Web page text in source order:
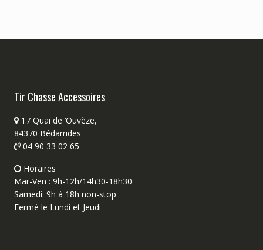
Tir Chasse Accessoires
17 Quai de ‘Ouvèze,
84370 Bédarrides
04 90 33 02 65
Horaires
Mar-Ven : 9h-12h/14h30-18h30
Samedi: 9h à 18h non-stop
Fermé le Lundi et Jeudi